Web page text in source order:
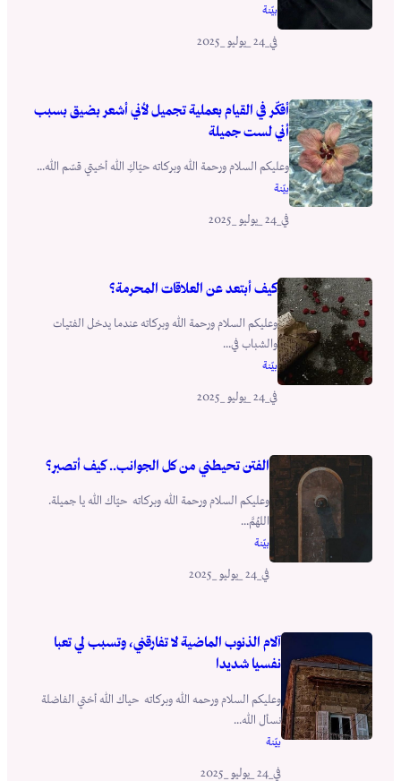
بيّنة
في_24 _يوليو _2025
أفكّر في القيام بعملية تجميل لأني أشعر بضيق بسبب
أني لست جميلة
وعليكم السلام ورحمة الله وبركاته حيّاكِ الله أخيتي قسّم الله...
بيّنة
في_24 _يوليو _2025
كيف أبتعد عن العلاقات المحرمة؟
وعليكم السلام ورحمة الله وبركاته عندما يدخل الفتيات
والشباب في...
بيّنة
في_24 _يوليو _2025
الفتن تحيطني من كل الجوانب.. كيف أتصبر؟
وعليكم السلام ورحمة الله وبركاته حيّاك الله يا جميلة.
اللهُمَّ...
بيّنة
في_24 _يوليو _2025
آلام الذنوب الماضية لا تفارقني، وتسبب لي تعبا
نفسيا شديدا
وعليكم السلام ورحمه الله وبركاته حياك الله أختي الفاضلة
نسأل الله...
بيّنة
في _24 _يوليو _2025